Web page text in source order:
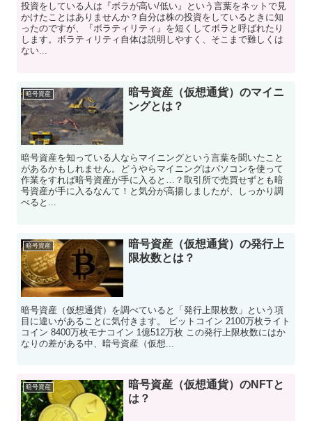
投資をしている人は『ボラが高い/低い』という言葉をネットで見
かけたことはありませんか？自分は株の投資をしているときに知
ったのですが、『ボラティリティ』を短くしてボラと呼ばれたり
します。ボラティリティ自体は説明しやすく、そこまで難しくは
ない...
暗号資産
暗号資産（仮想通貨）のマイニ
ングとは？
暗号資産を知っている人ならマイニングという言葉を聞いたこと
があるかもしれません。どうやらマイニングはパソコンを使って
作業をすれば暗号資産が手に入ると…？取引所で売買せずとも暗
号資産が手に入るなんて！と気分が高揚しましたが、しっかり調
べると...
暗号資産
暗号資産（仮想通貨）の発行上
限枚数とは？
暗号資産（仮想通貨）を調べていると「発行上限枚数」という項
目に違いがあることに気付きます。 ビットコイン 2100万枚ライト
コイン 8400万枚モナコイン 1億512万枚 この発行上限枚数にはか
なりの差がある中、暗号資産（仮想...
暗号資産
暗号資産（仮想通貨）のNFTと
は？